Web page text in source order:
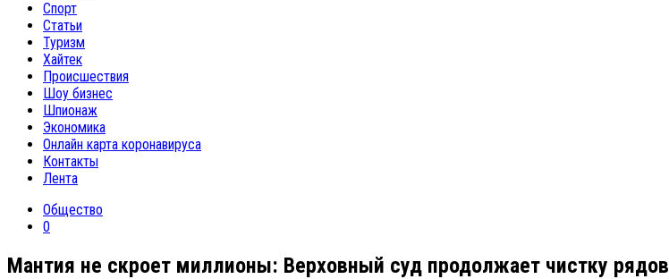
Спорт
Статьи
Туризм
Хайтек
Происшествия
Шоу бизнес
Шпионаж
Экономика
Онлайн карта коронавируса
Контакты
Лента
Общество
0
Мантия не скроет миллионы: Верховный суд продолжает чистку рядов